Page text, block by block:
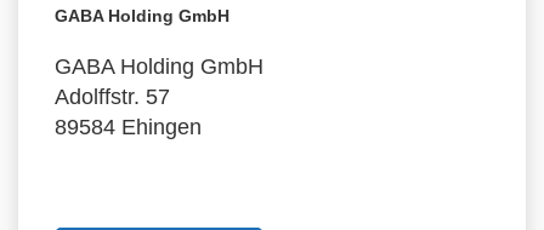
GABA Holding GmbH
GABA Holding GmbH
Adolffstr. 57
89584 Ehingen